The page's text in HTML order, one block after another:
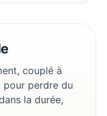
couplé à
pour perdre du
la durée,